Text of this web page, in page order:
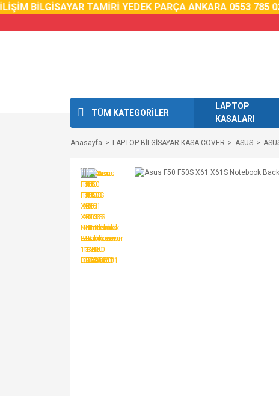
BİLGİSAYAR TAMİRİ YEDEK PARÇA ANKARA 0553 785 02 59
TÜM KATEGORİLER
LAPTOP
KASALARI
Anasayfa LAPTOP BİLGİSAYAR KASA COVER ASUS